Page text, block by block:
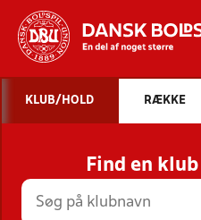
STILLINGER,
KLUB/HOLD RÆKKE
Find en